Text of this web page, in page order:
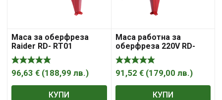
Маса за оберфреза
Raider RD- RT01
96,63 € (188,99 лв.)
КУПИ
Маса работна за
оберфреза 220V RD-
RT01
91,52 € (179,00 лв.)
КУПИ